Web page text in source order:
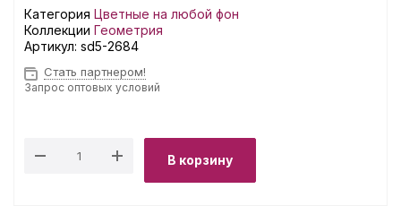
Категория Цветные на любой фон
Коллекции Геометрия
Артикул: sd5-2684
Стать партнером!
Запрос оптовых условий
В корзину